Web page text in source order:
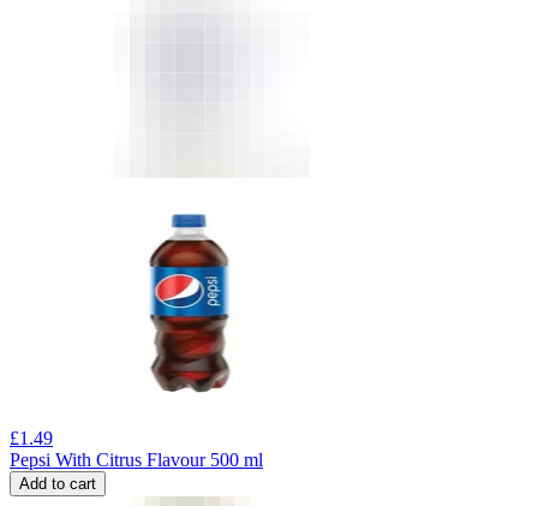
£1.49
Pepsi With Citrus Flavour 500 ml
Add to cart